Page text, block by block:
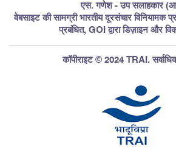
एस. गणेश - उप सलाहकार
वेबसाइट की सामग्री भारतीय दूरसंचार विनियामक
प्रबंधित, GOI द्वारा डिज़ाइन और
कॉपीराइट © 2024 TRAI.